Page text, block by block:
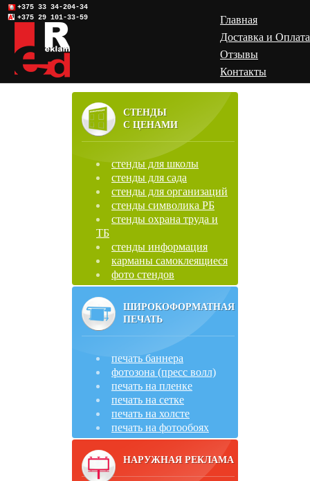
+375 33 34-204-34
+375 29 101-33-59
Главная
Доставка и Оплата
Отзывы
Контакты
СТЕНДЫ
С ЦЕНАМИ
стенды для школы
стенды для сада
стенды для организаций
стенды символика РБ
стенды охрана труда и
ТБ
стенды информация
карманы самоклеящиеся
фото стендов
ШИРОКОФОРМАТНАЯ
ПЕЧАТЬ
печать баннера
фотозона (пресс волл)
печать на пленке
печать на сетке
печать на холсте
печать на фотообоях
НАРУЖНАЯ РЕКЛАМА